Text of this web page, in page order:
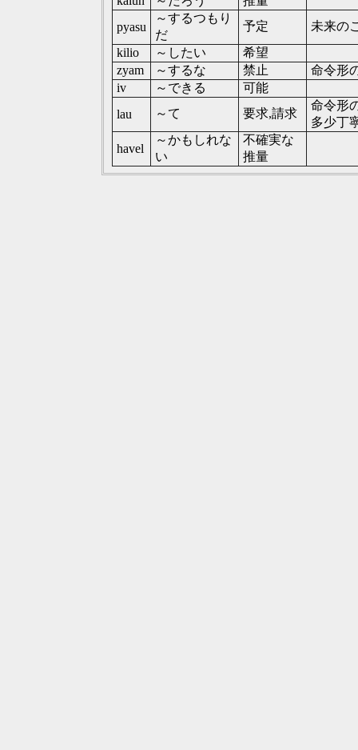
pyasu
～するつもり
だ
予定
未来の
kilio
～したい
希望
zyam
～するな 禁止
命令形
iv
～できる
可能
lau
～て 要求,請求
命令形
多少丁
havel
～かもしれな
い
不確実な
推量